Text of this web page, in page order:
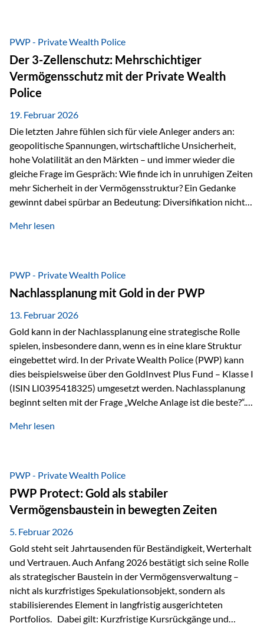
Währungen: +11,5 % Bereits 2025 war ein außergewöhnlich
starkes Jahr: +64,4 % in USD Durchschnitt über alle
Währungen: +56,6 % Langfristig zeigt sich ebenfalls ein
solides…
PWP - Private Wealth Police
Der 3-Zellenschutz: Mehrschichtiger
Vermögensschutz mit der Private Wealth
Police
19. Februar 2026
Die letzten Jahre fühlen sich für viele Anleger anders an:
geopolitische Spannungen, wirtschaftliche Unsicherheit,
hohe Volatilität an den Märkten – und immer wieder die
gleiche Frage im Gespräch: Wie finde ich in unruhigen Zeiten
mehr Sicherheit in der Vermögensstruktur? Ein Gedanke
gewinnt dabei spürbar an Bedeutung: Diversifikation nicht
Wer Vermögen ausschließlich in einem Rechtsraum
Liechtenstein eine Rolle spielen: außerhalb der EU, ohne
Euro, mit einem eigenständigen Rechts- und Finanzplatz.
Und genau an dieser Stelle setzt der 3-Zellenschutz an –…
Mehr lesen
PWP - Private Wealth Police
Nachlassplanung mit Gold in der PWP
13. Februar 2026
Gold kann in der Nachlassplanung eine strategische Rolle
spielen, insbesondere dann, wenn es in eine klare Struktur
eingebettet wird. In der Private Wealth Police (PWP) kann
dies beispielsweise über den GoldInvest Plus Fund – Klasse I
(ISIN LI0395418325) umgesetzt werden. Nachlassplanung
beginnt selten mit der Frage „Welche Anlage ist die beste?“.
was bekommen – wann – und in welcher Struktur?Und vor
bei größeren Vermögen ist das entscheidend.
Mehr lesen
PWP - Private Wealth Police
PWP Protect: Gold als stabiler
Vermögensbaustein in bewegten Zeiten
5. Februar 2026
Gold steht seit Jahrtausenden für Beständigkeit, Werterhalt
und Vertrauen. Auch Anfang 2026 bestätigt sich seine Rolle
als strategischer Baustein in der Vermögensverwaltung –
nicht als kurzfristiges Spekulationsobjekt, sondern als
stabilisierendes Element in langfristig ausgerichteten
Portfolios. Dabei gilt: Kurzfristige Kursrückgänge und